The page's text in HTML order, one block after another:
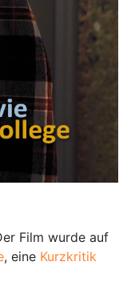
Film wurde auf
, eine Kurzkritik